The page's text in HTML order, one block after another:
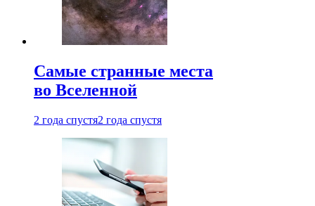
Самые странные места
во Вселенной
2 года спустя2 года спустя